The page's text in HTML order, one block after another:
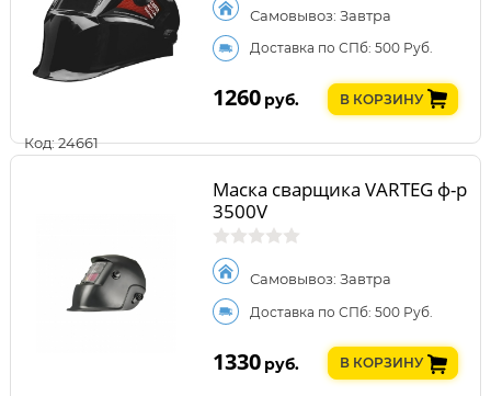
Код: 24661
Самовывоз: Завтра
Доставка по СПб: 500 Руб.
1260 руб. В КОРЗИНУ
Маска сварщика VARTEG ф-р
3500V
Самовывоз: Завтра
Доставка по СПб: 500 Руб.
1330 руб. В КОРЗИНУ